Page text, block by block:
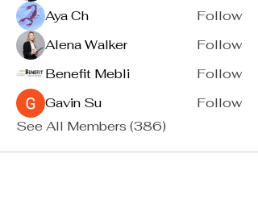
Aya Ch
Follow
Alena Walker
Follow
Benefit Mebli
Follow
Gavin Su
Follow
See All Members (386)